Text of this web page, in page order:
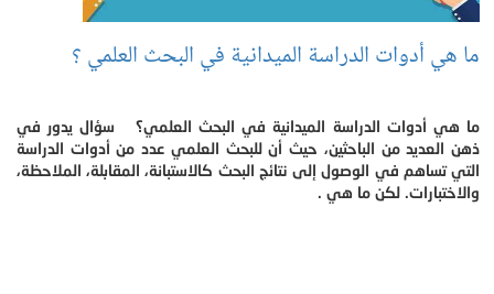
ما هي أدوات الدراسة الميدانية في البحث العلمي ؟
ما هي أدوات الدراسة الميدانية في البحث العلمي؟ سؤال يدور في
ذهن العديد من الباحثين، حيث أن للبحث العلمي عدد من أدوات الدراسة
التي تساهم في الوصول إلى نتائج البحث كالاستبانة، المقابلة، الملاحظة،
والاختبارات. لكن ما هي .